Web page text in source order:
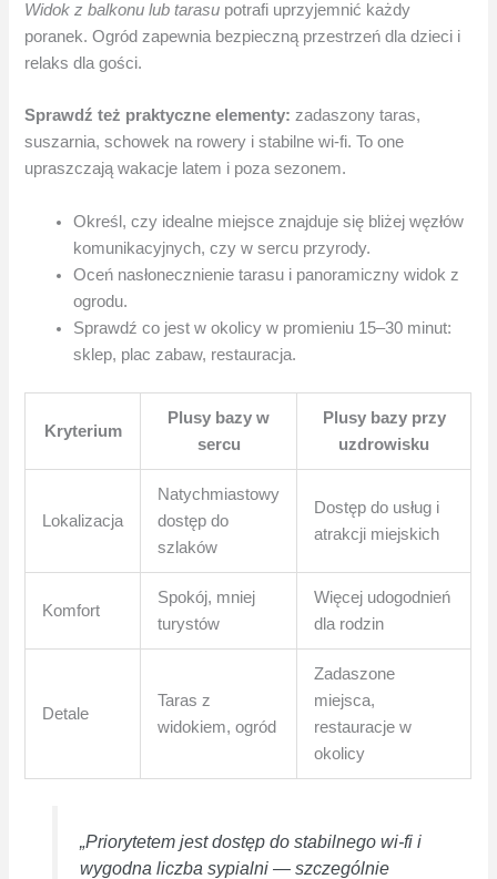
Widok z balkonu lub tarasu potrafi uprzyjemnić każdy
poranek. Ogród zapewnia bezpieczną przestrzeń dla dzieci i
relaks dla gości.
Sprawdź też praktyczne elementy: zadaszony taras,
suszarnia, schowek na rowery i stabilne wi‑fi. To one
upraszczają wakacje latem i poza sezonem.
Określ, czy idealne miejsce znajduje się bliżej węzłów
komunikacyjnych, czy w sercu przyrody.
Oceń nasłonecznienie tarasu i panoramiczny widok z
ogrodu.
Sprawdź co jest w okolicy w promieniu 15–30 minut:
sklep, plac zabaw, restauracja.
Kryterium
Plusy bazy w
sercu
Plusy bazy przy
uzdrowisku
Lokalizacja
Natychmiastowy
dostęp do
szlaków
Dostęp do usług i
atrakcji miejskich
Komfort
Spokój, mniej
turystów
Więcej udogodnień
dla rodzin
Detale
Taras z
widokiem, ogród
Zadaszone
miejsca,
restauracje w
okolicy
„Priorytetem jest dostęp do stabilnego wi‑fi i
wygodna liczba sypialni — szczególnie